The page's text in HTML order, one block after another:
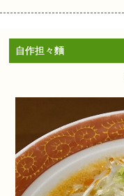
自作担々麵